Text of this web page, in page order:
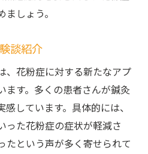
しょう。
談紹介
、花粉症に対する新たなアプ
ます。多くの患者さんが鍼灸
しています。具体的には、
った花粉症の症状が軽減さ
たという声が多く寄せられて